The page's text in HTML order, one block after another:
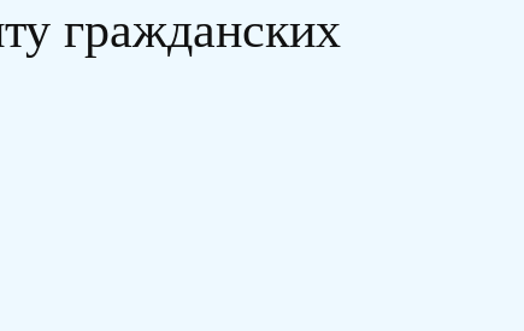
гражданских